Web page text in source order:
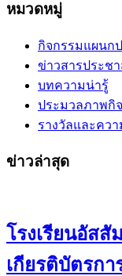
หมวดหมู่
กิจกรรมแผนก
ข่าวสารประช
บทความน่ารู้
ประมวลภาพกิ
รางวัลและคว
ข่าวล่าสุด
โรงเรียนอัส
เกียรติบัตรก